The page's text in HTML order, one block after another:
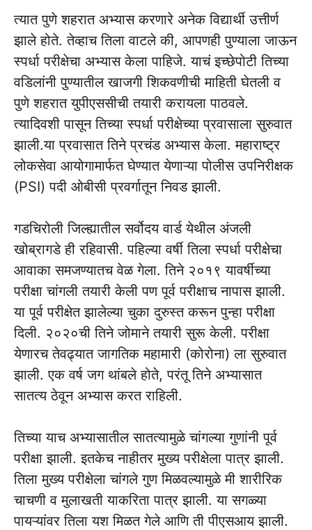
त्यात पुणे शहरात अभ्यास करणारे अनेक विद्यार्थी उत्तीर्ण
झाले होते. तेव्हाच तिला वाटले की, आपणही पुण्याला जाऊन
स्पर्धा परीक्षेचा अभ्यास केला पाहिजे. याचं इच्छेपोटी तिच्या
वडिलांनी पुण्यातील खाजगी शिकवणीची माहिती घेतली व
पुणे शहरात युपीएससीची तयारी करायला पाठवले.
त्यादिवशी पासून तिच्या स्पर्धा परीक्षेच्या प्रवासाला सुरुवात
झाली.या प्रवासात तिने प्रचंड अभ्यास केला. महाराष्ट्र
लोकसेवा आयोगामार्फत घेण्यात येणाऱ्या पोलीस उपनिरीक्षक
(PSI) पदी ओबीसी प्रवर्गातून निवड झाली.
गडचिरोली जिल्ह्यातील सर्वोदय वार्ड येथील अंजली
खोब्रागडे ही रहिवासी. पहिल्या वर्षी तिला स्पर्धा परीक्षेचा
आवाका समजण्यातच वेळ गेला. तिने २०१९ यावर्षीच्या
परीक्षा चांगली तयारी केली पण पूर्व परीक्षाच नापास झाली.
या पूर्व परीक्षेत झालेल्या चुका दुरुस्त करून पुन्हा परीक्षा
दिली. २०२०ची तिने जोमाने तयारी सुरू केली. परीक्षा
येणारच तेवढ्यात जागतिक महामारी (कोरोना) ला सुरुवात
झाली. एक वर्ष जग थांबले होते, परंतू तिने अभ्यासात
सातत्य ठेवून अभ्यास करत राहिली.
तिच्या याच अभ्यासातील सातत्यामुळे चांगल्या गुणांनी पूर्व
परीक्षा झाली. इतकेच नाहीतर मुख्य परीक्षेला पात्र झाली.
तिला मुख्य परीक्षेला चांगले गुण मिळवल्यामुळे मी शारीरिक
चाचणी व मुलाखती याकरिता पात्र झाली. या सगळ्या
पायऱ्यांवर तिला यश मिळत गेले आणि ती पीएसआय झाली.